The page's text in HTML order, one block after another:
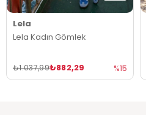
Lela
Lela Kadın Gömlek
₺882,29
₺1.037,99 %15